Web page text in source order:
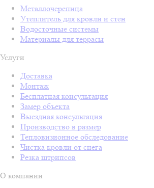
Металлочерепица
Утеплитель для кровли и стен
Водосточные системы
Материалы для террасы
Услуги
Доставка
Монтаж
Бесплатная консультация
Замер объекта
Выездная консультация
Производство в размер
Тепловизионное обследование
Чистка кровли от снега
Резка штрипсов
О компании